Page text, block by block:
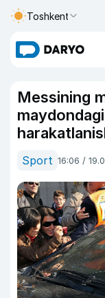
Toshkent
Messining
Sport 16:06 /